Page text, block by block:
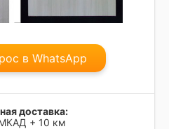
в WhatsApp
доставка:
+ 10 км